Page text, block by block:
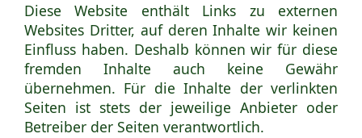
Diese Website enthält Links zu externen
Websites Dritter, auf deren Inhalte wir keinen
Einfluss haben. Deshalb können wir für diese
fremden Inhalte auch keine Gewähr
übernehmen. Für die Inhalte der verlinkten
Seiten ist stets der jeweilige Anbieter oder
Betreiber der Seiten verantwortlich.